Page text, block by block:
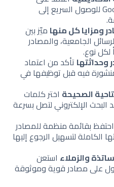
محركات مثل Google Scholar للوصول السريع إلى
ومزايا كل منهاميّز بين
الجامعية، والمصادر
نوع.
تأكد من اعتماد
فيه قبل توظيفها في
الصحيحةاختر كلمات
الإلكتروني لتصل بسرعة
بقائمة منظمة للمصادر
الكاملة لتسهيل الرجوع إليها
والزملاءاستعن
على مصادر قوية وموثوقة